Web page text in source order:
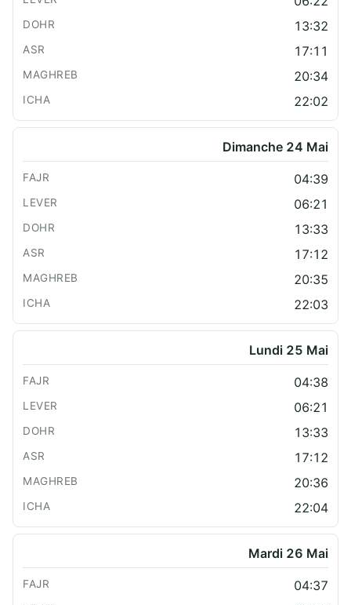
13:32
17:11
20:34
22:02
Dimanche 24 Mai
04:39
06:21
13:33
17:12
20:35
22:03
Lundi 25 Mai
04:38
06:21
13:33
17:12
20:36
22:04
Mardi 26 Mai
04:37